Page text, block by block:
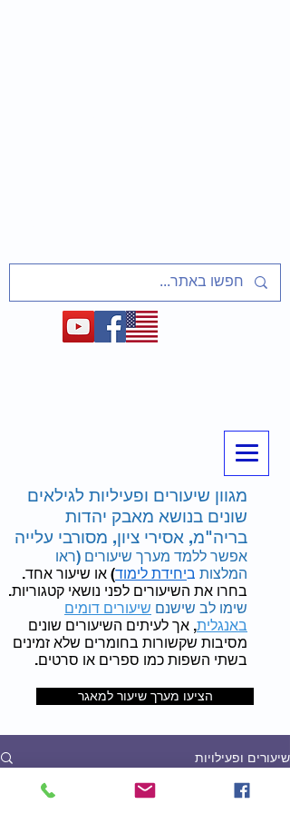
מגוון שיעורים ופעיליות לגילאים
שונים בנושא מאבק יהדות
בריה"מ, אסירי ציון, מסורבי עלייה
אפשר ללמד מערך שיעורים (ראו
המלצות ביחידת לימוד) או שיעור אחד.
בחרו את השיעורים לפני נושאי קטגוריות.
שימו לב שישנם שיעורים דומים
באנגלית, אך לעיתים השיעורים שונים
מסיבות שקשורות בחומרים שלא זמינים
בשתי השפות כמו ספרים או סרטים.
הציעו מערך שיעור למאגר
שיעורים ופעילויות
כל השיעורים